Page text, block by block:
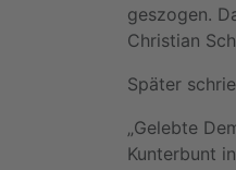
geszogen.
Christian
Später
„Gelebte
Kunterbunt